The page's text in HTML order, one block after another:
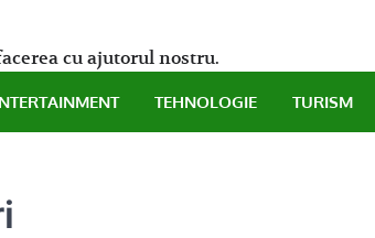
cu ajutorul nostru.
TEHNOLOGIE TURISM